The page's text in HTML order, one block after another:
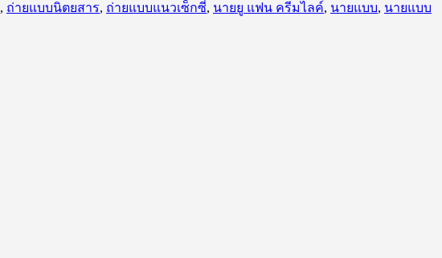
, ถ่ายแบบนิตยสาร, ถ่ายแบบแนวเซ็กซี่, นายยู แฟน ครีมไลค์, นายแบบ, นายแบบ